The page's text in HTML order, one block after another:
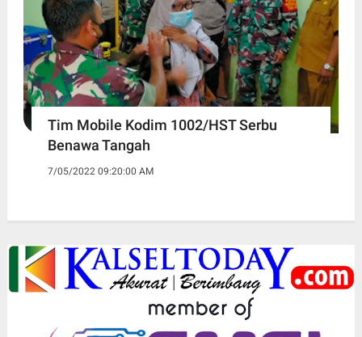
Tim Mobile Kodim 1002/HST Serbu
Benawa Tangah
7/05/2022 09:20:00 AM